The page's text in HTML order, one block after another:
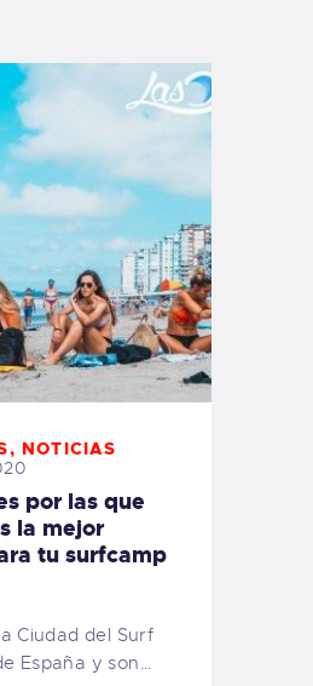
, NOTICIAS
por las que
la mejor
tu surfcamp
Ciudad del Surf
España y son…